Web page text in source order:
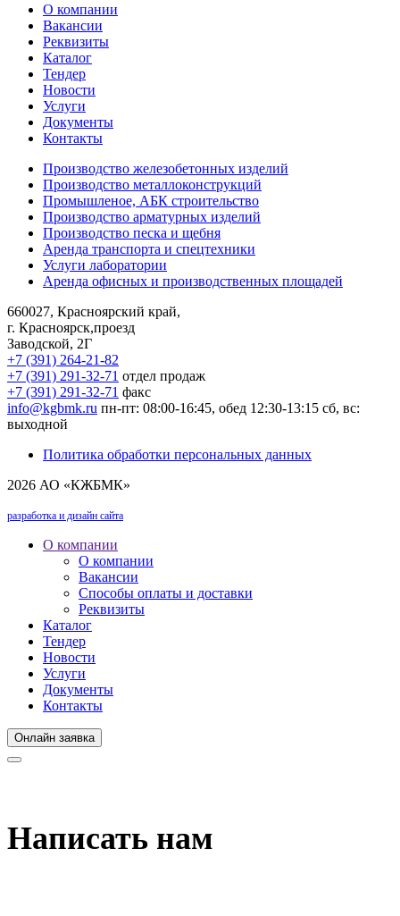
О компании
Вакансии
Реквизиты
Каталог
Тендер
Новости
Услуги
Документы
Контакты
Производство железобетонных изделий
Производство металлоконструкций
Промышленое, АБК строительство
Производство арматурных изделий
Производство песка и щебня
Аренда транспорта и спецтехники
Услуги лаборатории
Аренда офисных и производственных площадей
660027, Красноярский край,
г. Красноярск,проезд
Заводской, 2Г
+7 (391) 264-21-82
+7 (391) 291-32-71 отдел продаж
+7 (391) 291-32-71 факс
info@kgbmk.ru пн-пт: 08:00-16:45, обед 12:30-13:15 сб, вс:
выходной
Политика обработки персональных данных
2026 АО «КЖБМК»
разработка и дизайн сайта
О компании
О компании
Вакансии
Способы оплаты и доставки
Реквизиты
Каталог
Тендер
Новости
Услуги
Документы
Контакты
Онлайн заявка
Написать нам